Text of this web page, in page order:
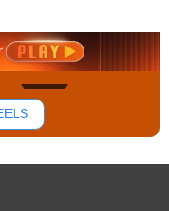
Mua ngay